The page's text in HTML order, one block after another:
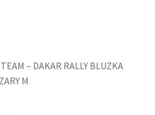
– DAKAR RALLY BLUZKA
M